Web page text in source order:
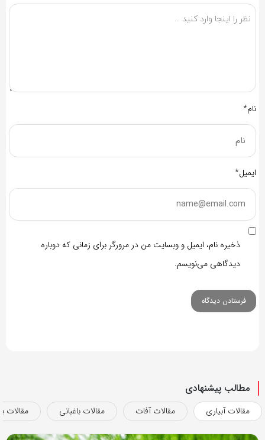
نام*
ایمیل*
ذخیره نام، ایمیل و وبسایت من در مرورگر برای زمانی که دوباره
دیدگاهی می‌نویسم.
مطالب پیشنهادی
مقالات آبیاری مقالات آفات مقالات باغبانی مقالات